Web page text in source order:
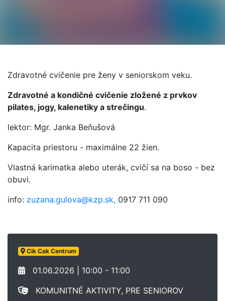
Zdravotné cvičenie pre ženy v seniorskom veku.
Zdravotné a kondičné cvičenie zložené z prvkov
pilates, jogy, kalenetiky a strečingu.
lektor: Mgr. Janka Beňušová
Kapacita priestoru - maximálne 22 žien.
Vlastná karimatka alebo uterák, cvičí sa na boso - bez
obuvi.
info: zuzana.gulova@kzp.sk, 0917 711 090
Cik Cak Centrum
01.06.2026 | 10:00 - 11:00
KOMUNITNÉ AKTIVITY, PRE SENIOROV